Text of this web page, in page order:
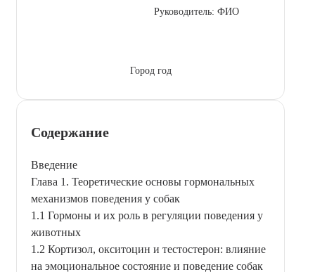
Руководитель: ФИО
Город год
Содержание
Введение
Глава 1. Теоретические основы гормональных
механизмов поведения у собак
1.1 Гормоны и их роль в регуляции поведения у
животных
1.2 Кортизол, окситоцин и тестостерон: влияние
на эмоциональное состояние и поведение собак